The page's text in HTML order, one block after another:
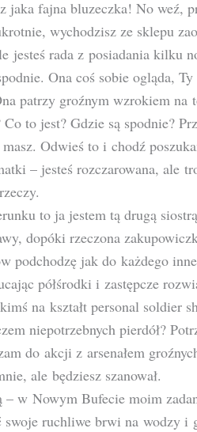
jaka fajna bluzeczka! No weź,
wychodzisz ze sklepu
jesteś rada z posiadania kilku
Ona coś sobie ogląda,
patrzy groźnym wzrokiem na
to jest? Gdzie są spodnie?
Odwieś to i chodź
– jesteś rozczarowana, ale
to ja jestem tą drugą
dopóki rzeczona
podchodzę jak do każdego
półśrodki i zastępcze
na kształt personal soldier
niepotrzebnych pierdół?
do akcji z arsenałem
ale będziesz szanował.
– w Nowym Bufecie moim
swoje ruchliwe brwi na wodzy